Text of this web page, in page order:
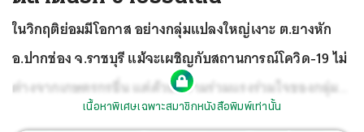
ในวิกฤติย่อมมีโอกาส อย่างกลุ่มแปลงใหญ่เงาะ ต.ยางหัก
อ.ปากช่อง จ.ราชบุรี แม้จะเผชิญกับสถานการณ์โควิด-19 ไม่
ต่างจากเกษตรกรอื่น แต่ด้วยความร่วมแรงร่วมใจของกลุ่ม
รวมถึงหน่วยงานภาครัฐในพื้นที่ ปรับเปลี่ยนมาขายแบบ
เนื้อหาพิเศษเฉพาะสมาชิกหนังสือพิมพ์เท่านั้น